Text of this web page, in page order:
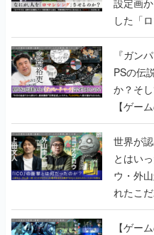
した「
書】
『ガン
PSの伝
か？そ
【ゲー
世界が
とはい
ウ・外
れたこ
画書】
【ゲー